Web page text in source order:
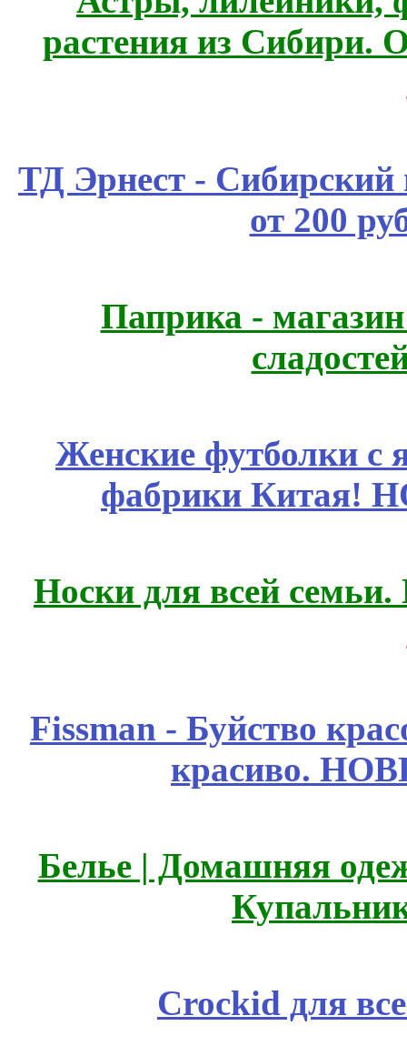
растения из Сибири.
ТД Эрнест - Сибирский
от 200
Паприка -
Женские футболки с
фабрики Китая!
Носки для всей
Fissmаn - Буйство
красиво.
Белье | Домашняя
Crockid для